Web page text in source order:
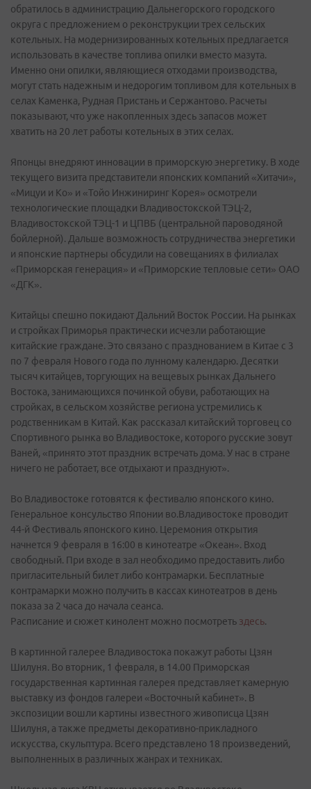
обратилось в администрацию Дальнегорского городского
округа с предложением о реконструкции трех сельских
котельных. На модернизированных котельных предлагается
использовать в качестве топлива опилки вместо мазута.
Именно они опилки, являющиеся отходами производства,
могут стать надежным и недорогим топливом для котельных в
селах Каменка, Рудная Пристань и Сержантово. Расчеты
показывают, что уже накопленных здесь запасов может
хватить на 20 лет работы котельных в этих селах.
Японцы внедряют инновации в приморскую энергетику. В ходе
текущего визита представители японских компаний «Хитачи»,
«Мицуи и Ко» и «Тойо Инжиниринг Корея» осмотрели
технологические площадки Владивостокской ТЭЦ-2,
Владивостокской ТЭЦ-1 и ЦПВБ (центральной пароводяной
бойлерной). Дальше возможность сотрудничества энергетики
и японские партнеры обсудили на совещаниях в филиалах
«Приморская генерация» и «Приморские тепловые сети» ОАО
«ДГК».
Китайцы спешно покидают Дальний Восток России. На рынках
и стройках Приморья практически исчезли работающие
китайские граждане. Это связано с празднованием в Китае с 3
по 7 февраля Нового года по лунному календарю. Десятки
тысяч китайцев, торгующих на вещевых рынках Дальнего
Востока, занимающихся починкой обуви, работающих на
стройках, в сельском хозяйстве региона устремились к
родственникам в Китай. Как рассказал китайский торговец со
Спортивного рынка во Владивостоке, которого русские зовут
Ваней, «принято этот праздник встречать дома. У нас в стране
ничего не работает, все отдыхают и празднуют».
Во Владивостоке готовятся к фестивалю японского кино.
Генеральное консульство Японии во.Владивостоке проводит
44-й Фестиваль японского кино. Церемония открытия
начнется 9 февраля в 16:00 в кинотеатре «Океан». Вход
свободный. При входе в зал необходимо предоставить либо
пригласительный билет либо контрамарки. Бесплатные
контрамарки можно получить в кассах кинотеатров в день
показа за 2 часа до начала сеанса.
Расписание и сюжет кинолент можно посмотреть здесь.
В картинной галерее Владивостока покажут работы Цзян
Шилуня. Во вторник, 1 февраля, в 14.00 Приморская
государственная картинная галерея представляет камерную
выставку из фондов галереи «Восточный кабинет». В
экспозиции вошли картины известного живописца Цзян
Шилуня, а также предметы декоративно-прикладного
искусства, скульптура. Всего представлено 18 произведений,
выполненных в различных жанрах и техниках.